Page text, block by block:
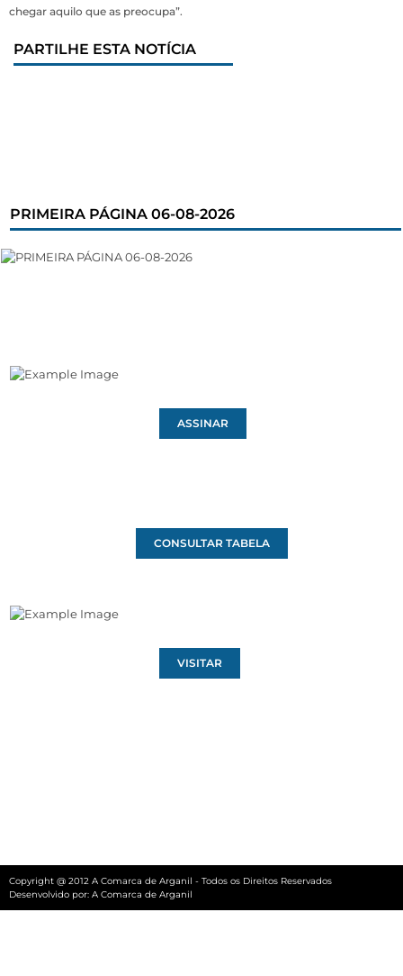
chegar aquilo que as preocupa”.
PARTILHE ESTA NOTÍCIA
PRIMEIRA PÁGINA 06-08-2026
ASSINAR
CONSULTAR TABELA
VISITAR
Copyright @ 2012 A Comarca de Arganil - Todos os Direitos Reservados
Desenvolvido por: A Comarca de Arganil